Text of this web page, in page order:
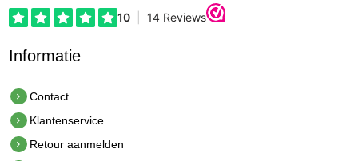
Informatie
Contact
Klantenservice
Retour aanmelden